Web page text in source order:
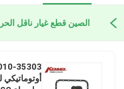
الصين قطع غيار ناقل